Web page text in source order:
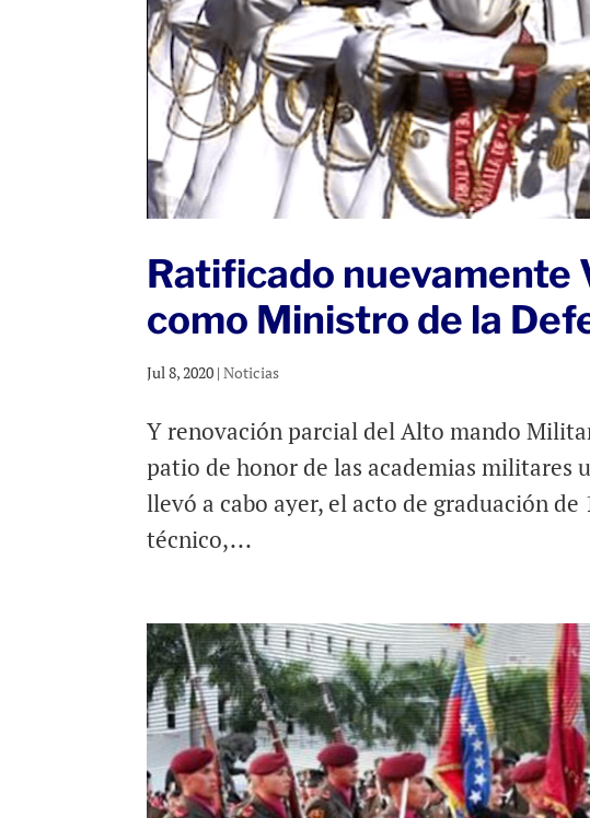
Ratificado nuevamente
como Ministro de la
Jul 8, 2020 |Noticias
Y renovación parcial del Alto mando
patio de honor de las academias militares
llevó a cabo ayer, el acto de graduación
técnico,...